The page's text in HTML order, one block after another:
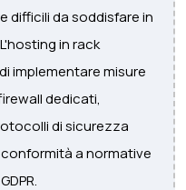
difficili da soddisfare in
in rack
implementare misure
dedicati,
di sicurezza
a normative